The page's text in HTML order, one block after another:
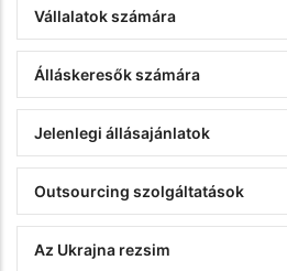
Vállalatok számára
Álláskeresők számára
Jelenlegi állásajánlatok
Outsourcing szolgáltatások
Az Ukrajna rezsim